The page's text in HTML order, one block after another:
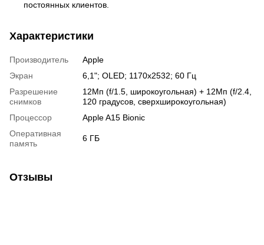
постоянных клиентов.
Характеристики
Производитель
Apple
Экран
6,1"; OLED; 1170x2532; 60 Гц
Разрешение
снимков
12Мп (f/1.5, широкоугольная) + 12Мп (f/2.4,
120 градусов, сверхширокоугольная)
Процессор
Apple A15 Bionic
Оперативная
память
6 ГБ
Отзывы